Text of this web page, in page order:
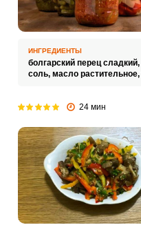
ИНГРЕДИЕНТЫ
болгарский перец сладкий,
соль, масло растительное,
24 мин